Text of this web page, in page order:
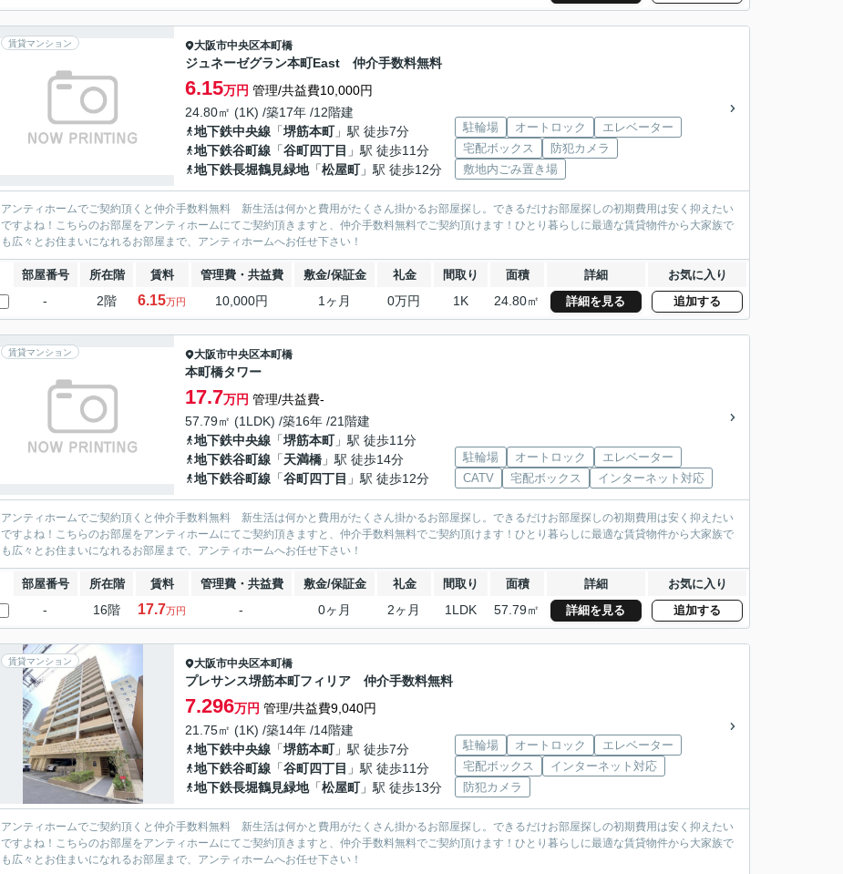
賃貸マンション 大阪市中央区本町橋
ジュネーゼグラン本町East 仲介手数料無料
6.15万円 管理/共益費10,000円
24.80㎡ (1K) /築17年 /12階建
地下鉄中央線 「堺筋本町」駅 徒歩7分
地下鉄谷町線 「谷町四丁目 」駅 徒歩11分
地下鉄長堀鶴見緑地「松屋町」駅 徒歩12分
駐輪場 オートロック
エレベーター
宅配ボックス
防犯カメラ
敷地内ごみ置き場
アンティホームでご契約頂くと仲介手数料無料 新生活は何かと費用がたくさん掛かるお部屋探し。できるだけお部屋探しの初期費用は安く抑えたい
ですよね！こちらのお部屋をアンティホームにてご契約頂きますと、仲介手数料無料でご契約頂けます！ひとり暮らしに最適な賃貸物件から大家族で
も広々とお住まいになれるお部屋まで、アンティホームへお任せ下さい！
部屋番号 所在階 賃料 管理費・共益費 敷金/保証金 礼金 間取り 面積 詳細 お気に入り
- 2階 6.15万円 10,000円 1ヶ月 0万円 1K 24.80㎡ 詳細を見る 追加する
賃貸マンション 大阪市中央区本町橋
本町橋タワー
17.7万円 管理/共益費-
57.79㎡ (1LDK) /築16年 /21階建
地下鉄中央線 「堺筋本町」駅 徒歩11分
地下鉄谷町線 「天満橋 」駅 徒歩14分
地下鉄谷町線 「谷町四丁目 」駅 徒歩12分
駐輪場 オートロック
エレベーター
CATV
宅配ボックス インターネット対応
アンティホームでご契約頂くと仲介手数料無料 新生活は何かと費用がたくさん掛かるお部屋探し。できるだけお部屋探しの初期費用は安く抑えたい
ですよね！こちらのお部屋をアンティホームにてご契約頂きますと、仲介手数料無料でご契約頂けます！ひとり暮らしに最適な賃貸物件から大家族で
も広々とお住まいになれるお部屋まで、アンティホームへお任せ下さい！
部屋番号 所在階 賃料 管理費・共益費 敷金/保証金 礼金 間取り 面積 詳細 お気に入り
- 16階 17.7万円 - 0ヶ月 2ヶ月 1LDK 57.79㎡ 詳細を見る 追加する
賃貸マンション 大阪市中央区本町橋
プレサンス堺筋本町フィリア 仲介手数料無料
7.296万円 管理/共益費9,040円
21.75㎡ (1K) /築14年 /14階建
地下鉄中央線 「堺筋本町」駅 徒歩7分
地下鉄谷町線 「谷町四丁目 」駅 徒歩11分
地下鉄長堀鶴見緑地「松屋町」駅 徒歩13分
駐輪場 オートロック
エレベーター
宅配ボックス
インターネット対応
防犯カメラ
アンティホームでご契約頂くと仲介手数料無料 新生活は何かと費用がたくさん掛かるお部屋探し。できるだけお部屋探しの初期費用は安く抑えたい
ですよね！こちらのお部屋をアンティホームにてご契約頂きますと、仲介手数料無料でご契約頂けます！ひとり暮らしに最適な賃貸物件から大家族で
も広々とお住まいになれるお部屋まで、アンティホームへお任せ下さい！